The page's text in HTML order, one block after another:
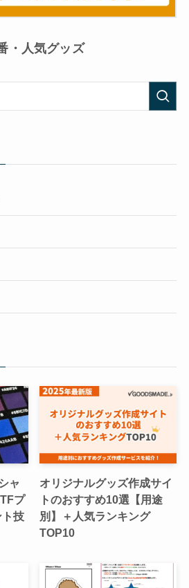
・人気グッズ
ャ
プ
ト技
オリジナルグッズ作成サイ
トのおすすめ10選【用途
別】＋人気ランキング
TOP10